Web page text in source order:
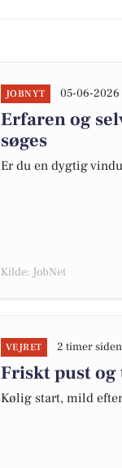
JOBNYT 05-06-2026
Erfaren og
søges
Er du en dygtig
Kilde: JobNet
VEJRET 2 timer siden
Friskt pust og
Kølig start, mild